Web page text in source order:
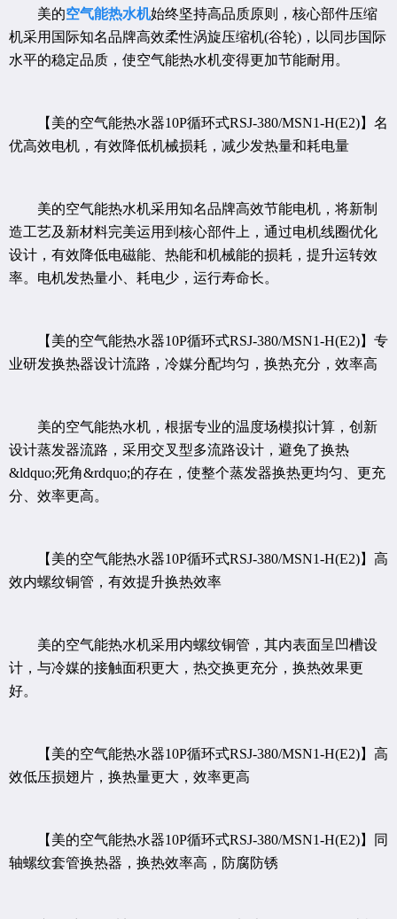
美的空气能热水机始终坚持高品质原则，核心部件压缩
机采用国际知名品牌高效柔性涡旋压缩机(谷轮)，以同步国际
水平的稳定品质，使空气能热水机变得更加节能耐用。
【美的空气能热水器10P循环式RSJ-380/MSN1-H(E2)】名
优高效电机，有效降低机械损耗，减少发热量和耗电量
美的空气能热水机采用知名品牌高效节能电机，将新制
造工艺及新材料完美运用到核心部件上，通过电机线圈优化
设计，有效降低电磁能、热能和机械能的损耗，提升运转效
率。电机发热量小、耗电少，运行寿命长。
【美的空气能热水器10P循环式RSJ-380/MSN1-H(E2)】专
业研发换热器设计流路，冷媒分配均匀，换热充分，效率高
美的空气能热水机，根据专业的温度场模拟计算，创新
设计蒸发器流路，采用交叉型多流路设计，避免了换热
&ldquo;死角&rdquo;的存在，使整个蒸发器换热更均匀、更充
分、效率更高。
【美的空气能热水器10P循环式RSJ-380/MSN1-H(E2)】高
效内螺纹铜管，有效提升换热效率
美的空气能热水机采用内螺纹铜管，其内表面呈凹槽设
计，与冷媒的接触面积更大，热交换更充分，换热效果更
好。
【美的空气能热水器10P循环式RSJ-380/MSN1-H(E2)】高
效低压损翅片，换热量更大，效率更高
【美的空气能热水器10P循环式RSJ-380/MSN1-H(E2)】同
轴螺纹套管换热器，换热效率高，防腐防锈